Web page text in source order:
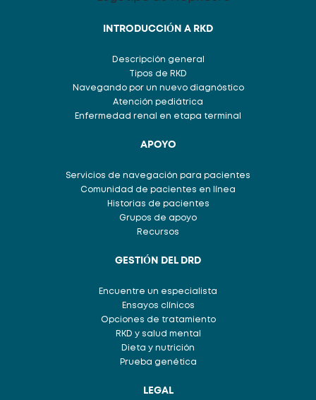
INTRODUCCIÓN A RKD
Descripción general
Tipos de RKD
Navegando por un nuevo diagnóstico
Atención pediátrica
Enfermedad renal en etapa terminal
APOYO
Servicios de navegación para pacientes
Comunidad de pacientes en línea
Historias de pacientes
Grupos de apoyo
Recursos
GESTIÓN DEL DRD
Encuentre un especialista
Ensayos clínicos
Opciones de tratamiento
RKD y salud mental
Dieta y nutrición
Prueba genética
LEGAL